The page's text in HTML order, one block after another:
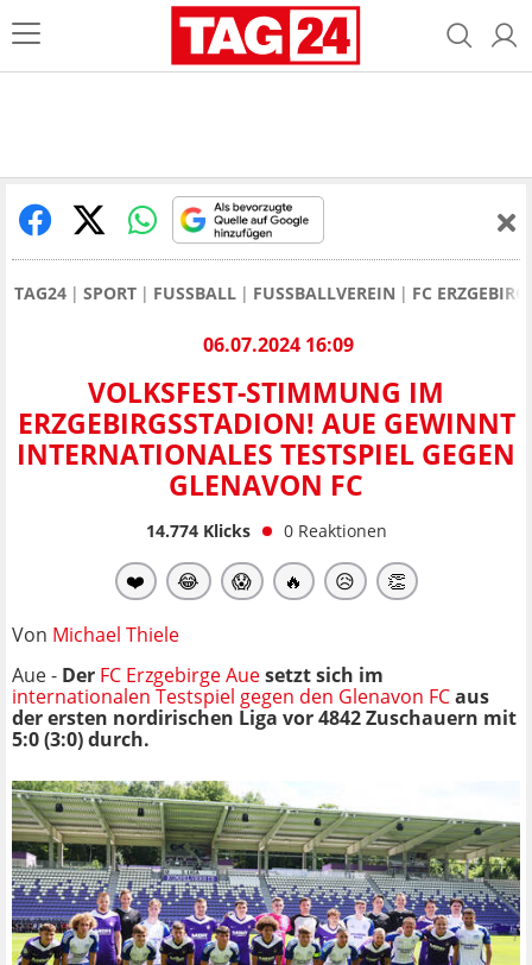
TAG24 SPORT FUSSBALL FUSSBALLVEREIN FC
06.07.2024 16:09
VOLKSFEST-STIMMUNG IM
ERZGEBIRGSSTADION! AUE GEWINNT
INTERNATIONALES TESTSPIEL GEGEN
GLENAVON FC
14.774Klicks 0 Reaktionen
❤️ 😂 😱 🔥 😥 👏
Von Michael Thiele
Aue - Der FC Erzgebirge Auesetzt sich im
internationalen Testspiel gegen den Glenavon FCaus
der ersten nordirischen Liga vor 4842 Zuschauern mit
5:0 (3:0) durch.